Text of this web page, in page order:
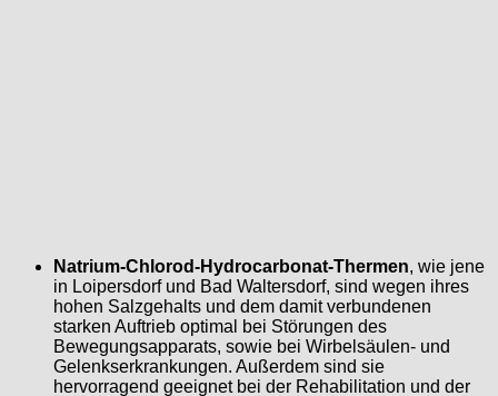
Natrium-Chlorod-Hydrocarbonat-Thermen, wie jene
in Loipersdorf und Bad Waltersdorf, sind wegen ihres
hohen Salzgehalts und dem damit verbundenen
starken Auftrieb optimal bei Störungen des
Bewegungsapparats, sowie bei Wirbelsäulen- und
Gelenkserkrankungen. Außerdem sind sie
hervorragend geeignet bei der Rehabilitation und der